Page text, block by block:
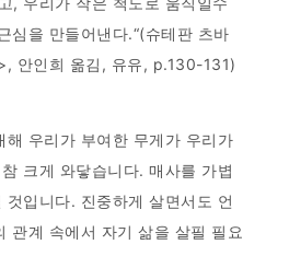
심을 만들어낸다.“(슈테판 츠바
안인희 옮김, 유유, p.130-131)
해 우리가 부여한 무게가 우리가
크게 와닿습니다. 매사를 가볍
입니다. 진중하게 살면서도 언
관계 속에서 자기 삶을 살필 필요